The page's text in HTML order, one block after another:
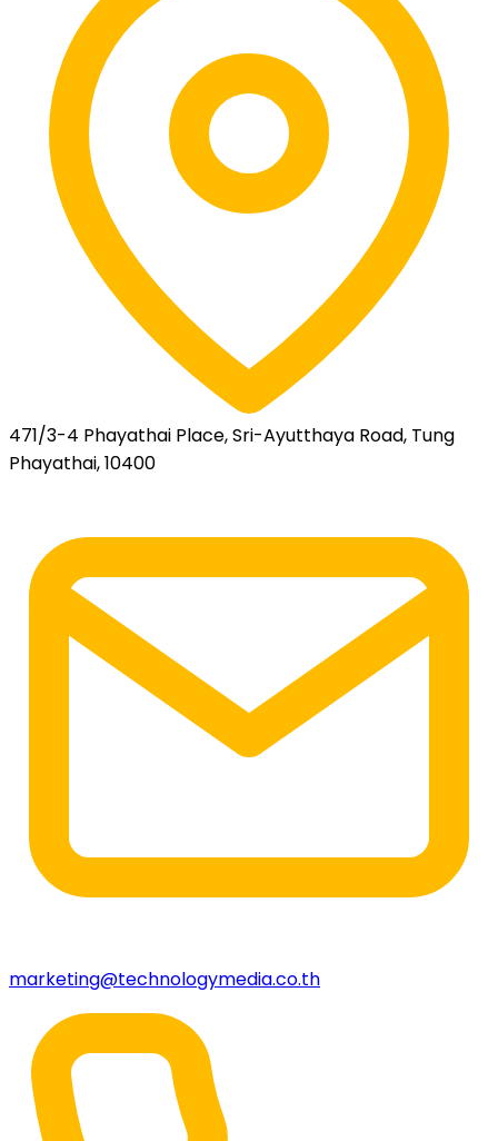
471/3-4 Phayathai Place, Sri-Ayutthaya Road, Tung
Phayathai, 10400
marketing@technologymedia.co.th